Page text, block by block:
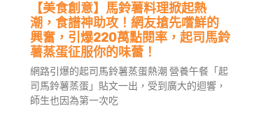
【美食創意】馬鈴薯料理掀起熱
潮，食譜神助攻！網友搶先嚐鮮的
興奮，引爆220萬點閱率，起司馬鈴
薯蒸蛋征服你的味蕾！
網路引爆的起司馬鈴薯蒸蛋熱潮 營養午餐「起
司馬鈴薯蒸蛋」貼文一出，受到廣大的迴響，
師生也因為第一次吃